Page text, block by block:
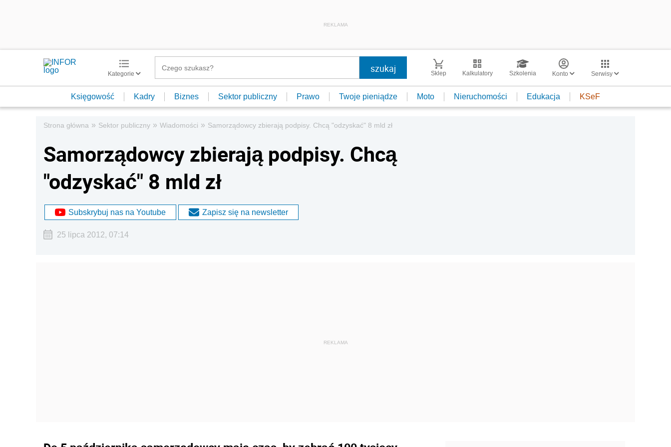
REKLAMA
Kategorie Sklep Kalkulatory Szkolenia Konto Serwisy
Księgowość Kadry Biznes Sektor publiczny Prawo Twoje pieniądze Moto Nieruchomości Edukacja KSeF
Strona główna » Sektor publiczny » Wiadomości » Samorządowcy zbierają podpisy. Chcą "odzyskać" 8 mld zł
Samorządowcy zbierają podpisy. Chcą
"odzyskać" 8 mld zł
Subskrybuj nas na Youtube Zapisz się na newsletter
25 lipca 2012, 07:14